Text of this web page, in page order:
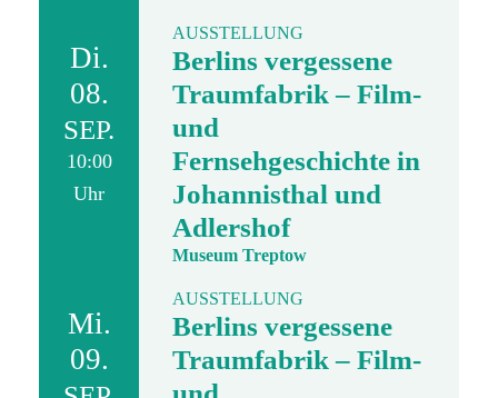
Di.
08.
SEP.
10:00
Uhr
AUSSTELLUNG
Berlins vergessene
Traumfabrik – Film-
und
Fernsehgeschichte in
Johannisthal und
Adlershof
Museum Treptow
Mi.
09.
AUSSTELLUNG
Berlins vergessene
Traumfabrik – Film-